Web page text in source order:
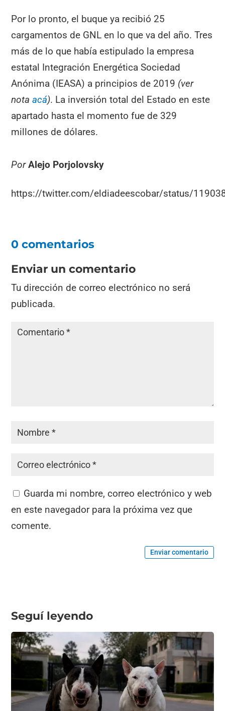
Por lo pronto, el buque ya recibió 25
cargamentos de GNL en lo que va del año. Tres
más de lo que había estipulado la empresa
estatal Integración Energética Sociedad
Anónima (IEASA) a principios de 2019 (ver
notaacá). La inversión total del Estado en este
apartado hasta el momento fue de 329
millones de dólares.
Por Alejo Porjolovsky
https://twitter.com/eldiadeescobar/status/
0 comentarios
Enviar un comentario
Tu dirección de correo electrónico no será
publicada.
Guarda mi nombre, correo electrónico y web
en este navegador para la próxima vez que
comente.
Enviar comentario
Seguí leyendo